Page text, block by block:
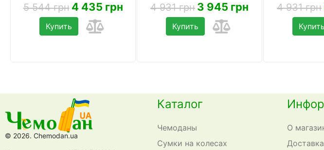
5 544 грн 4 435 грн
Купить
4 931 грн 3 945 грн
Купить
4 931 грн
Купить
© 2026. Chemodan.ua
Каталог
Чемоданы
Сумки на колесах
О